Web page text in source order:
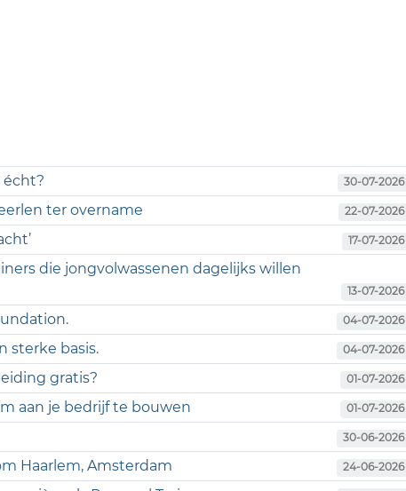
écht? 30-07-2026
ter overname 22-07-2026
17-07-2026
die jongvolwassenen dagelijks willen
13-07-2026
04-07-2026
sterke basis. 04-07-2026
gratis? 01-07-2026
aan je bedrijf te bouwen 01-07-2026
30-06-2026
Haarlem, Amsterdam 24-06-2026